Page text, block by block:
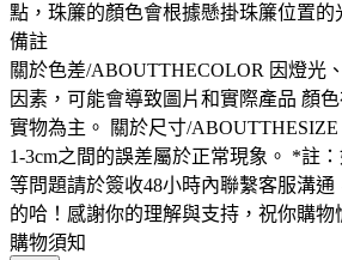
點，珠簾的顏色會根據懸掛珠簾位置的
備註
關於色差/ABOUTTHECOLOR 因燈光
因素，可能會導致圖片和實際產品 顏
實物為主。 關於尺寸/
1-3cm之間的誤差屬於正常現象。 *註
等問題請於簽收48小時內聯繫客服溝
的哈！感謝你的理解與支持，祝你購物
購物須知